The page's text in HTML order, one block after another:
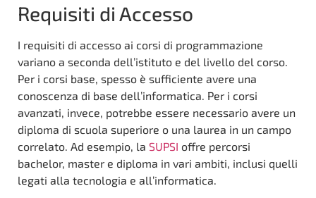
Requisiti di Accesso
I requisiti di accesso ai corsi di programmazione
variano a seconda dell’istituto e del livello del corso.
Per i corsi base, spesso è sufficiente avere una
conoscenza di base dell’informatica. Per i corsi
avanzati, invece, potrebbe essere necessario avere un
diploma di scuola superiore o una laurea in un campo
correlato. Ad esempio, la SUPSI offre percorsi
bachelor, master e diploma in vari ambiti, inclusi quelli
legati alla tecnologia e all’informatica.